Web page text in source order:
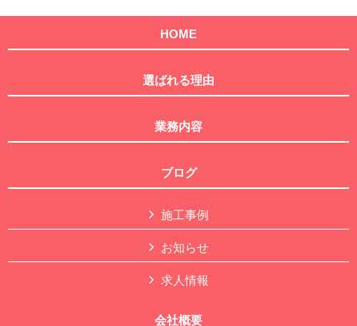
HOME
選ばれる理由
業務内容
ブログ
施工事例
お知らせ
求人情報
会社概要